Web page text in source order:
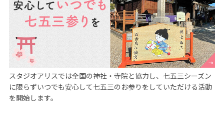
スタジオアリスでは全国の神社・寺院と協力し、七五三シーズン
に限らずいつでも安心して七五三のお参りをしていただける活動
を開始します。